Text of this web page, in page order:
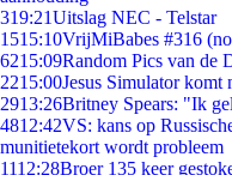
319:21Uitslag NEC - Telstar
1515:10VrijMiBabes #316
6215:09Random Pics van de
2215:00Jesus Simulator komt
2913:26Britney Spears: "Ik
4812:42VS: kans op
munitietekort wordt probleem
1112:28Broer 135 keer